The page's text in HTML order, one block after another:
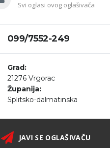
Svi oglasi ovog oglašivača
099/7552-249
Grad:
21276 Vrgorac
Županija:
Splitsko-dalmatinska
JAVI SE OGLAŠIVAČU